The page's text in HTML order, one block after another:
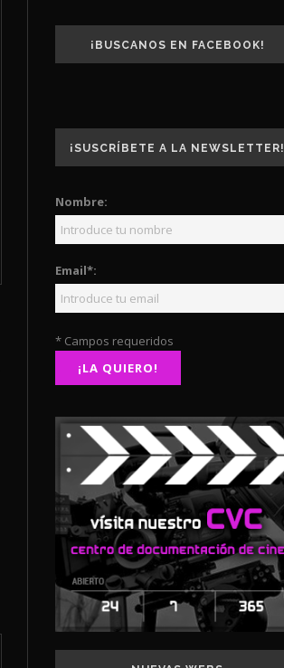
¡BUSCANOS EN FACEBOOK!
¡SUSCRÍBETE A LA NEWSLETTER!
Nombre:
Email*:
* Campos requeridos